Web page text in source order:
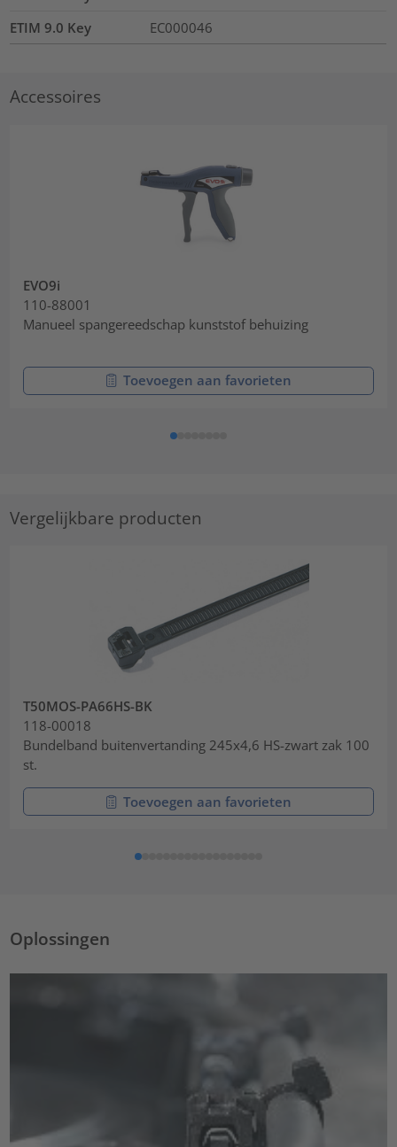
ETIM 9.0 Key
EC000046
Accessoires
EVO9i
110-88001
Manueel spangereedschap kunststof behuizing
Toevoegen aan favorieten
Vergelijkbare producten
T50MOS-PA66HS-BK
118-00018
Bundelband buitenvertanding 245x4,6 HS-zwart zak 100
st.
Toevoegen aan favorieten
Oplossingen